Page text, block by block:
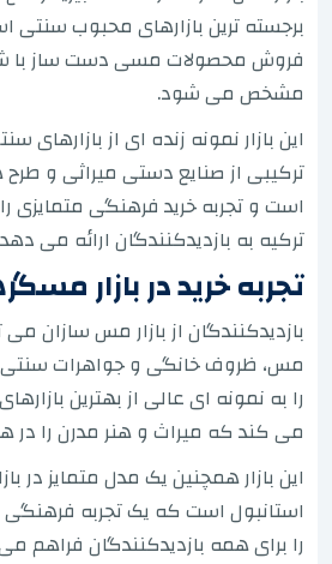
برجسته ترین بازارهای محبوب سنتی
فروش محصولات مسی دست ساز با
مشخص می شود.
این بازار نمونه زنده ای از
ترکیبی از صنایع دستی میراثی و
است و تجربه خرید فرهنگی متمایزی
ترکیه به بازدیدکنندگان ارائه می
تجربه خرید در بازار
بازدیدکنندگان از بازار مس سازان
مس، ظروف خانگی و جواهرات سنتی
را به نمونه ای عالی از بهترین
می کند که میراث و هنر مدرن را در
این بازار همچنین یک مدل متمایز در
استانبول است که یک تجربه فرهنگی
را برای همه بازدیدکنندگان فراهم